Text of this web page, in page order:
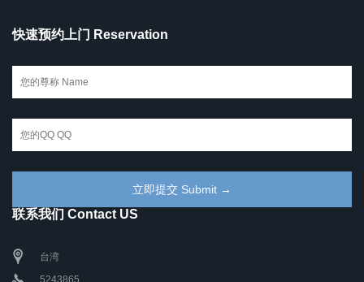
快速预约上门 Reservation
联系我们 Contact US
台湾
5243865